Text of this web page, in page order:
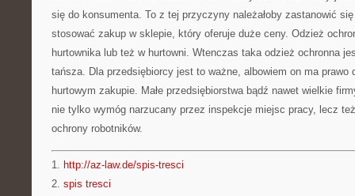
się do konsumenta. To z tej przyczyny należałoby zastanowić
stosować zakup w sklepie, który oferuje duże ceny. Odzież
hurtownika lub też w hurtowni. Wtenczas taka odzież ochronna
tańsza. Dla przedsiębiorcy jest to ważne, albowiem on ma
hurtowym zakupie. Małe przedsiębiorstwa bądź nawet wielkie
nie tylko wymóg narzucany przez inspekcje miejsc pracy, lecz
ochrony robotników.
1. http://az-law.de/spis-tresci
2. spis tresci